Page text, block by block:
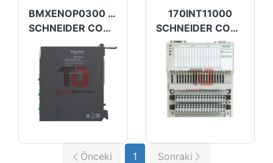
BMXENOP0300 SCHNEIDER
SCHNEIDER COMMUNICATION MODULE
170INT11000
SCHNEIDER COMMUNICATION MODULE
Önceki 1 Sonraki